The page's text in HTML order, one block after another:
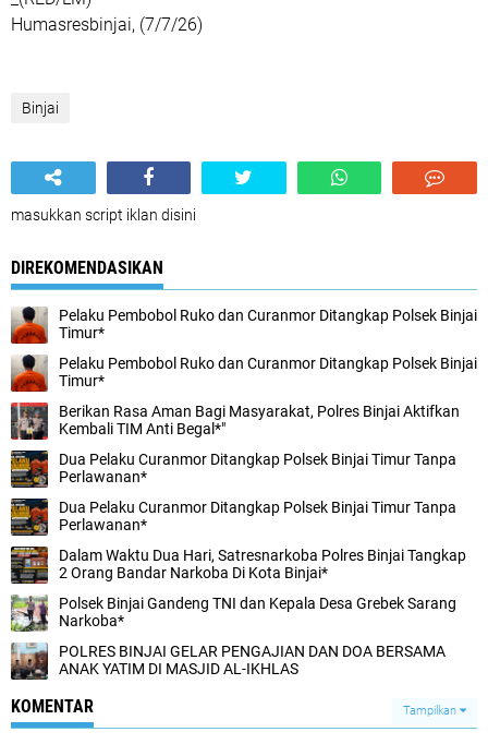
Humasresbinjai, (7/7/26)
Binjai
masukkan script iklan disini
DIREKOMENDASIKAN
Pelaku Pembobol Ruko dan Curanmor Ditangkap Polsek Binjai
Timur*
Pelaku Pembobol Ruko dan Curanmor Ditangkap Polsek Binjai
Timur*
Berikan Rasa Aman Bagi Masyarakat, Polres Binjai Aktifkan
Kembali TIM Anti Begal*"
Dua Pelaku Curanmor Ditangkap Polsek Binjai Timur Tanpa
Perlawanan*
Dua Pelaku Curanmor Ditangkap Polsek Binjai Timur Tanpa
Perlawanan*
Dalam Waktu Dua Hari, Satresnarkoba Polres Binjai Tangkap
2 Orang Bandar Narkoba Di Kota Binjai*
Polsek Binjai Gandeng TNI dan Kepala Desa Grebek Sarang
Narkoba*
POLRES BINJAI GELAR PENGAJIAN DAN DOA BERSAMA
ANAK YATIM DI MASJID AL-IKHLAS
KOMENTAR Tampilkan